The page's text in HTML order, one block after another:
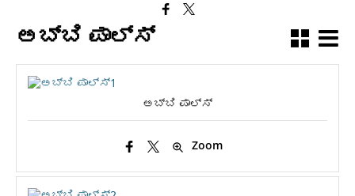
ಅಬ್ಬಿ ಪಾಲ್ಸ್
ಅಬ್ಬಿ ಪಾಲ್ಸ್
Zoom